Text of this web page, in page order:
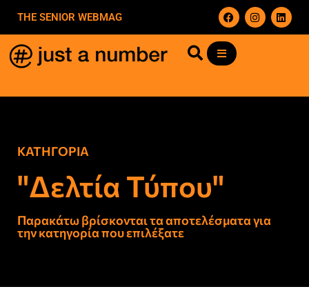
THE SENIOR WEBMAG
ΚΑΤΗΓΟΡΙΑ
"Δελτία Τύπου"
Παρακάτω βρίσκονται τα αποτελέσματα για
την κατηγορία που επιλέξατε